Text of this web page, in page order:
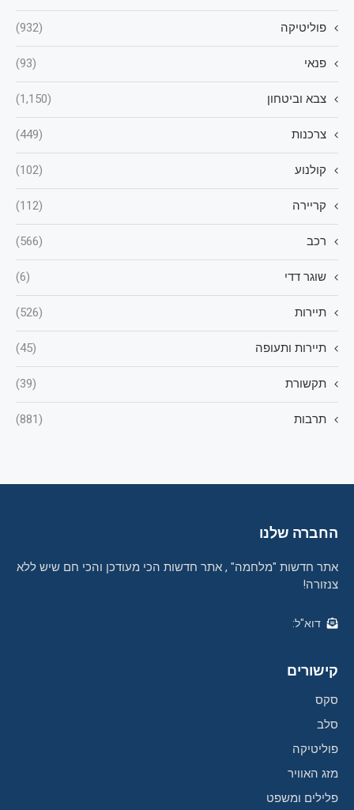
פוליטיקה (932)
פנאי (93)
צבא וביטחון (1,150)
צרכנות (449)
קולנוע (102)
קריירה (112)
רכב (566)
שוגר דדי (6)
תיירות (526)
תיירות ותעופה (45)
תקשורת (39)
תרבות (881)
החברה שלנו
אתר חדשות "מלחמה" , אתר חדשות הכי מעודכן והכי חם שיש ללא
צנזורה!
דוא"ל:
קישורים
סקס
סלב
פוליטיקה
מזג האוויר
פלילים ומשפט